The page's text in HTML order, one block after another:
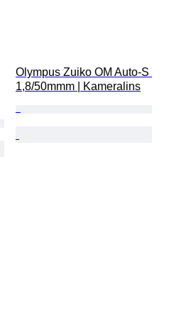
Olympus Zuiko OM Auto-S
1,8/50mmm | Kameralins